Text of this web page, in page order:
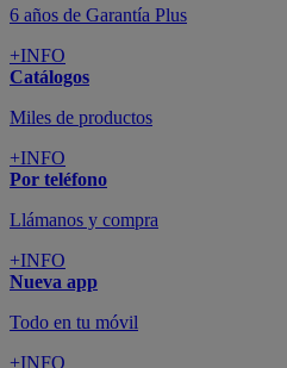
6 años de Garantía Plus
+INFO
Catálogos
Miles de productos
+INFO
Por teléfono
Llámanos y compra
+INFO
Nueva app
Todo en tu móvil
+INFO